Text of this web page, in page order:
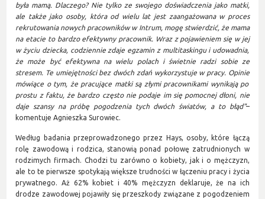
była mamą. Dlaczego? Nie tylko ze swojego doświadczenia jako matki,
ale także jako osoby, która od wielu lat jest zaangażowana w proces
rekrutowania nowych pracowników w Intrum, mogę stwierdzić, że mama
na etacie to bardzo efektywny pracownik. Wraz z pojawieniem się w jej
w życiu dziecka, codziennie zdaje egzamin z multitaskingu i udowadnia,
że może byćefektywna na wielu polach i świetnie radzi sobie ze
stresem. Te umiejętności bez dwóch zdań wykorzystuje w pracy. Opinie
mówiące o tym, że pracujące matki są złymi pracownikami wynikająpo
prostu z faktu, że bardzo często nie podaje im się pomocnej dłoni, nie
daje szansy na próbę pogodzenia tych dwóch światów, a to błąd"–
komentuje Agnieszka Surowiec.
Według badania przeprowadzonego przez Hays, osoby, które łączą
rolę zawodową i rodzica, stanowią ponad połowę zatrudnionych w
rodzimych firmach. Chodzi tu zarówno o kobiety, jak i o mężczyzn,
ale to te pierwsze spotykają większe trudności w łączeniu pracy i życia
prywatnego. Aż 62% kobiet i 40% mężczyzn deklaruje, że na ich
drodze zawodowej pojawiły się przeszkody związane z pogodzeniem